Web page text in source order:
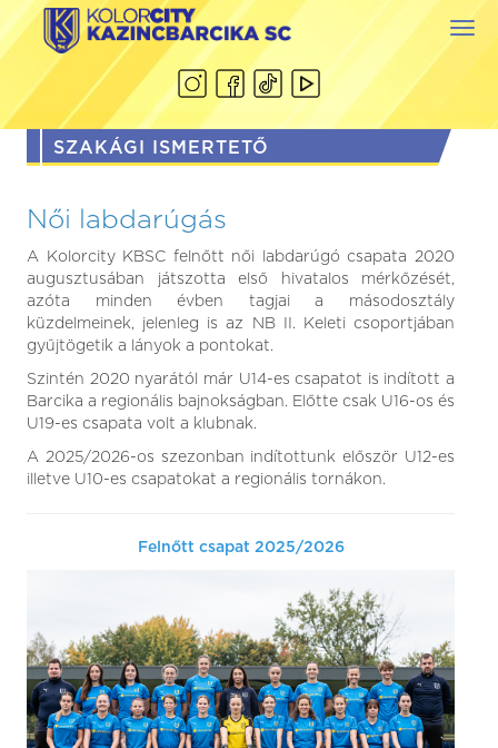
SZAKÁGI ISMERTETŐ
Női labdarúgás
A Kolorcity KBSC felnőtt női labdarúgó csapata 2020
augusztusában játszotta első hivatalos mérkőzését,
azóta minden évben tagjai a másodosztály
küzdelmeinek, jelenleg is az NB II. Keleti csoportjában
gyűjtögetik a lányok a pontokat.
Szintén 2020 nyarától már U14-es csapatot is indított a
Barcika a regionális bajnokságban. Előtte csak U16-os és
U19-es csapata volt a klubnak.
A 2025/2026-os szezonban indítottunk először U12-es
illetve U10-es csapatokat a regionális tornákon.
Felnőtt csapat 2025/2026